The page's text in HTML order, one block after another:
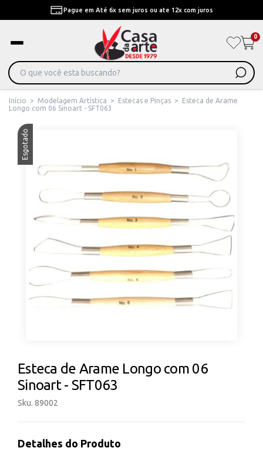
Pague em Até 6x sem juros ou ate 12x com juros
0
Início > Modelagem Artística > Estecas e Pinças >
Esteca de Arame
Longo com 06 Sinoart - SFT063
Esgotado
Esteca de Arame Longo com 06
Sinoart - SFT063
Sku. 89002
Detalhes do Produto